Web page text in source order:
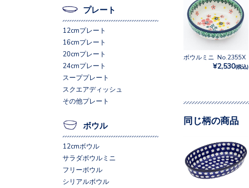
ボウルミニ No.2355X
¥2,530(税込)
同じ柄の商品
プレート
12cmプレート
16cmプレート
20cmプレート
24cmプレート
スーププレート
スクエアディッシュ
その他プレート
ボウル
12cmボウル
サラダボウルミニ
フリーボウル
シリアルボウル